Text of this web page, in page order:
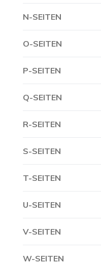
N-SEITEN
O-SEITEN
P-SEITEN
Q-SEITEN
R-SEITEN
S-SEITEN
T-SEITEN
U-SEITEN
V-SEITEN
W-SEITEN